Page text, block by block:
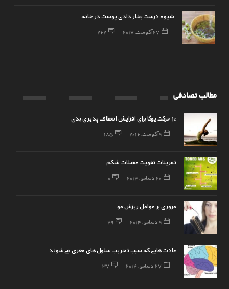
شیوه درست بخار دادن پوست در خانه
27 آگوست, 2017 262
مطالب تصادفی
10 حرکت یوگا برای افزایش انعطاف پذیری بدن
9 آگوست, 2016 185
تمرینات تقویت عضلات شکم
20 دسامبر, 2014 0
مروری بر عوامل ریزش مو
9 دسامبر, 2014 49
عادت‌هایی كه سبب تخریب سلول‌های مغزی می‌شوند
27 دسامبر, 2014 37